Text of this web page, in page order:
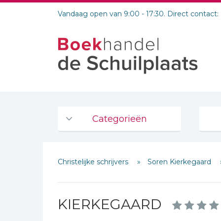
Vandaag open van 9:00 - 17:30. Direct contact:
Categorieën
De Bijbel
Bijbelse Dagboeken 2026
Bijbelstudie groepen
Christelijke schrijvers Soren Kierkegaard
KIERKEGAARD